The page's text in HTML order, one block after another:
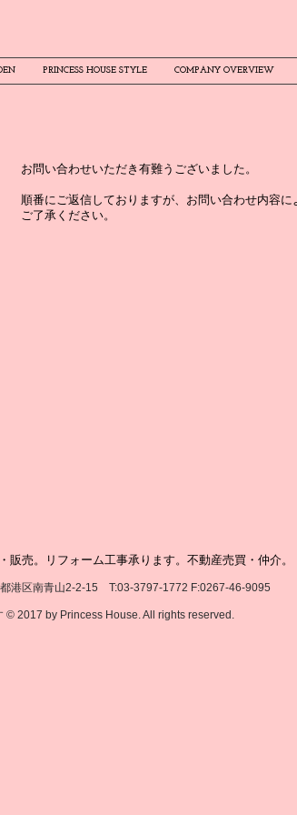
PRINCESS HOUSE STYLE COMPANY OVERVIEW
お問い合わせいただき有難うございました。
順番にご返信しておりますが、お問い合わせ内容
ご了承ください。
販売。リフォーム工事承ります。不動産売買・仲介。
港区南青山2-2-15 T:03-3797-1772 F:0267-46-9095
© 2017 by Princess House. All rights reserved.